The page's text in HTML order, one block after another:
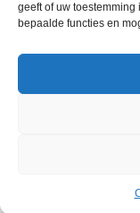
geeft of uw
bepaalde functies en